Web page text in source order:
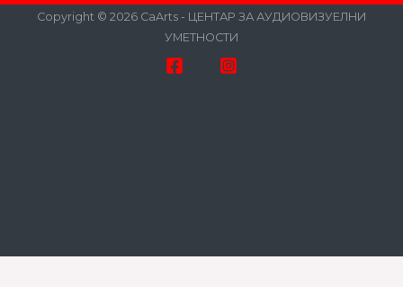
Copyright © 2026 CaArts - ЦЕНТАР ЗА АУДИОВИЗУЕЛНИ
УМЕТНОСТИ